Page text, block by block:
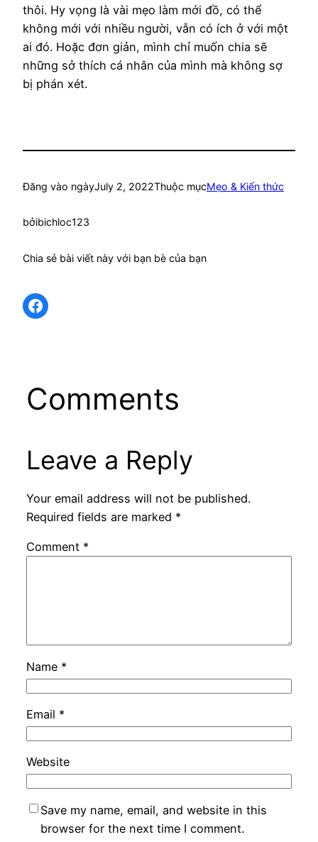
thôi. Hy vọng là vài mẹo làm mới đồ, có thể
không mới với nhiều người, vẫn có ích ở với một
ai đó. Hoặc đơn giản, mình chỉ muốn chia sẽ
những sở thích cá nhân của mình mà không sợ
bị phán xét.
Đăng vào ngàyJuly 2, 2022Thuộc mụcMẹo & Kiến thức
bởibichloc123
Chia sẻ bài viết này với bạn bè của bạn
Share on Facebook
Comments
Leave a Reply
Your email address will not be published.
Required fields are marked *
Comment *
Name *
Email *
Website
Save my name, email, and website in this
browser for the next time I comment.